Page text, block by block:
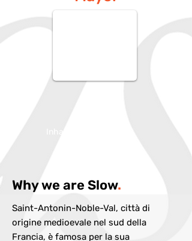
Why we are Slow.
Saint-Antonin-Noble-Val, città di
origine medioevale nel sud della
Francia, è famosa per la sua